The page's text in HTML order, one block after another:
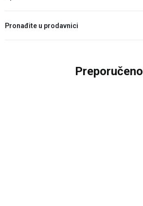
Pronađite u prodavnici
Preporučeno